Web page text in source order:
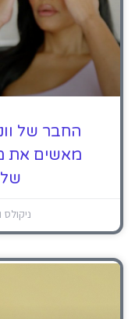
החבר של
מאשים את
ניקולס